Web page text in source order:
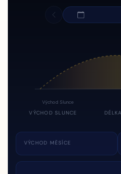
Východ Slunce
VÝCHOD SLUNCE
VÝCHOD MĚSÍCE